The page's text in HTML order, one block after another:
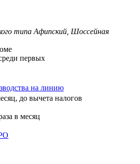
типа Афипский, Шоссейная
первых
на линию
до вычета налогов
в месяц